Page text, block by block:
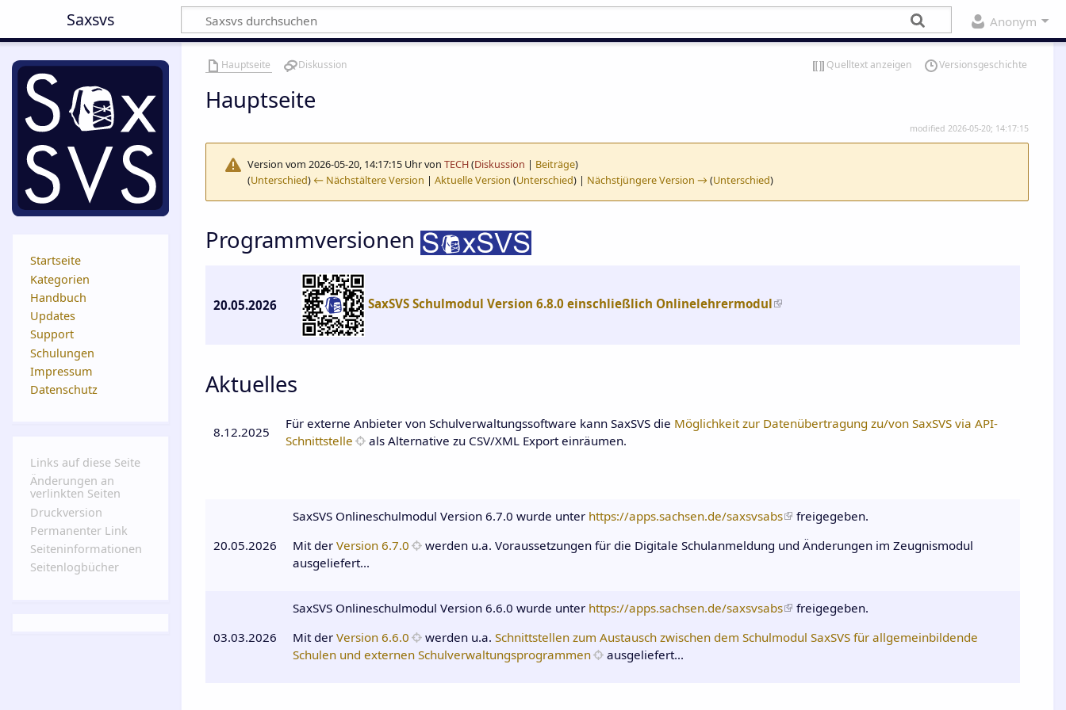
Anonym
Saxsvs
Hauptseite Diskussion Quelltext anzeigen Versionsgeschichte
Hauptseite
modified 2026-05-20; 14:17:15
Version vom 2026-05-20, 14:17:15 Uhr vonTECH(Diskussion | Beiträge)
(Unterschied) ← Nächstältere Version |Aktuelle Version (Unterschied) | Nächstjüngere Version → (Unterschied)
Programmversionen
20.05.2026 SaxSVS Schulmodul Version 6.8.0 einschließlich Onlinelehrermodul
Aktuelles
8.12.2025
Für externe Anbieter von Schulverwaltungssoftware kann SaxSVS die Möglichkeit zur Datenübertragung zu/von SaxSVS via API-
Schnittstelle
als Alternative zu CSV/XML Export einräumen.
20.05.2026
SaxSVS Onlineschulmodul Version 6.7.0 wurde unter https://apps.sachsen.de/saxsvsabs
freigegeben.
Mit derVersion 6.7.0
werden u.a. Voraussetzungen für die Digitale Schulanmeldung und Änderungen im Zeugnismodul
ausgeliefert...
03.03.2026
SaxSVS Onlineschulmodul Version 6.6.0 wurde unter https://apps.sachsen.de/saxsvsabs
freigegeben.
Mit derVersion 6.6.0 werden u.a.Schnittstellen zum Austausch zwischen dem Schulmodul SaxSVS für allgemeinbildende
Schulen und externen Schulverwaltungsprogrammen
ausgeliefert...
Startseite
Kategorien
Handbuch
Updates
Support
Schulungen
Impressum
Datenschutz
Links auf diese Seite
Änderungen an
verlinkten Seiten
Druckversion
Permanenter Link
Seiten­­informationen
Seitenlogbücher